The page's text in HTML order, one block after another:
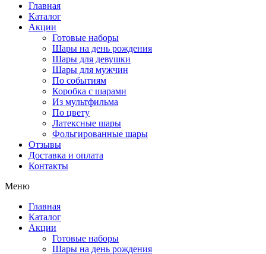
Главная
Каталог
Акции
Готовые наборы
Шары на день рождения
Шары для девушки
Шары для мужчин
По событиям
Коробка с шарами
Из мультфильма
По цвету
Латексные шары
Фольгированные шары
Отзывы
Доставка и оплата
Контакты
Меню
Главная
Каталог
Акции
Готовые наборы
Шары на день рождения